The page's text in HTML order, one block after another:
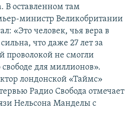
В оставленном там
министр Великобритании
«Это человек, чья вера в
что даже 27 лет за
проволокой не смогли
для миллионов».
лондонской «Таймс»
Радио Свобода отмечает
Нельсона Манделы с